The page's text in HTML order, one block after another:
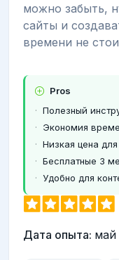
можно забыть,
сайты и
времени не
Pros
Полезный
Экономия
Низкая цена
Бесплатные 3
Удобно для
Дата опыта: май